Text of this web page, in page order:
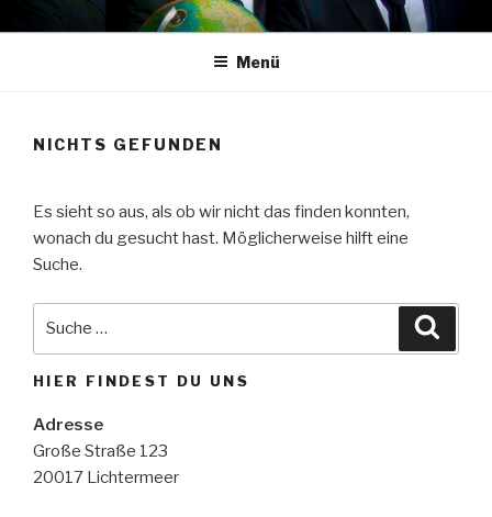
Inhalt
… und der Jubel rollt.
Menü
NICHTS GEFUNDEN
Es sieht so aus, als ob wir nicht das finden konnten,
wonach du gesucht hast. Möglicherweise hilft eine
Suche.
HIER FINDEST DU UNS
Adresse
Große Straße 123
20017 Lichtermeer